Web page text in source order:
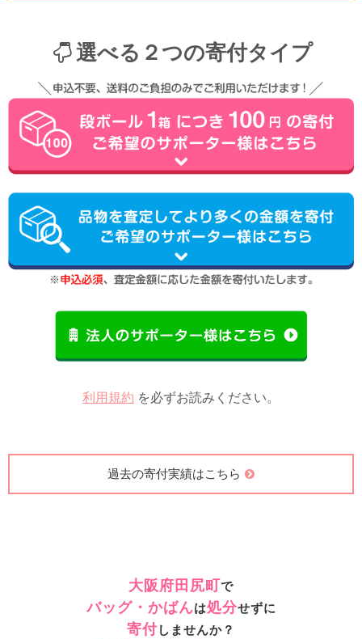
選べる２つの寄付タイプ
利用規約 を必ずお読みください。
過去の寄付実績はこちら
大阪府田尻町 で
バッグ・かばんは処分せずに
寄付しませんか？